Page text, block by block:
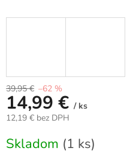
39,95 € –62 %
14,99 € / ks
12,19 € bez DPH
cena:
Skladom (1 ks)